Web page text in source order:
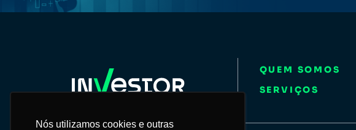
Nós utilizamos cookies e outras
Nós utilizamos cookies e outras
QUEM SOMOS
SERVIÇOS